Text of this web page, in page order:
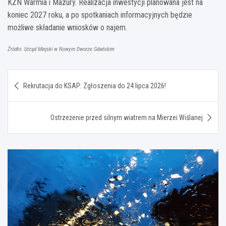
KZN Warmia i Mazury. Realizacja inwestycji planowana jest na
koniec 2027 roku, a po spotkaniach informacyjnych będzie
możliwe składanie wniosków o najem.
Źródło: Urząd Miejski w Nowym Dworze Gdańskim
wpisu
Rekrutacja do KSAP: Zgłoszenia do 24 lipca 2026!
Ostrzeżenie przed silnym wiatrem na Mierzei Wiślanej